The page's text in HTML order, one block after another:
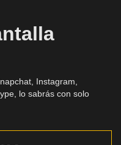
Instagram,
lo sabrás con solo